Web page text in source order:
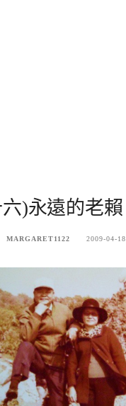
)永遠的老賴
MARGARET1122 2009-04-18